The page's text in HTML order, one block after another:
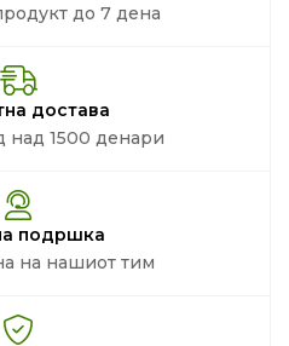
до 7 дена
достава
над 1500 денари
подршка
на нашиот тим